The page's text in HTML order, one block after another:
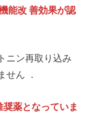
能改 善効果が認
ニン再取り込み
せん ．
薬となっていま